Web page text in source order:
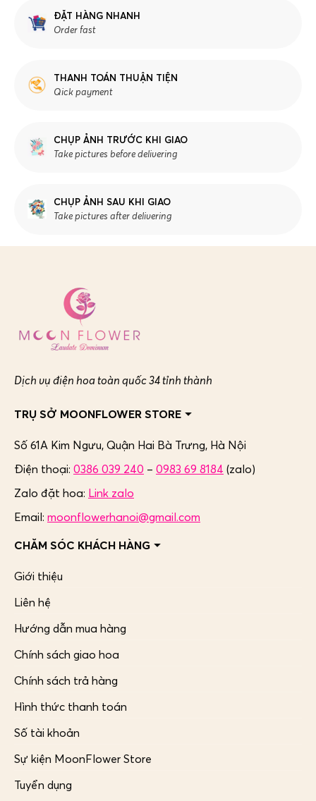
ĐẶT HÀNG NHANH
Order fast
THANH TOÁN THUẬN TIỆN
Qick payment
CHỤP ẢNH TRƯỚC KHI GIAO
Take pictures before delivering
CHỤP ẢNH SAU KHI GIAO
Take pictures after delivering
Dịch vụ điện hoa toàn quốc 34 tỉnh thành
TRỤ SỞ MOONFLOWER STORE
Số 61A Kim Ngưu, Quận Hai Bà Trưng, Hà Nội
Điện thoại: 0386 039 240 – 0983 69 8184 (zalo)
Zalo đặt hoa: Link zalo
Email: moonflowerhanoi@gmail.com
CHĂM SÓC KHÁCH HÀNG
Giới thiệu
Liên hệ
Hướng dẫn mua hàng
Chính sách giao hoa
Chính sách trả hàng
Hình thức thanh toán
Số tài khoản
Sự kiện MoonFlower Store
Tuyển dụng